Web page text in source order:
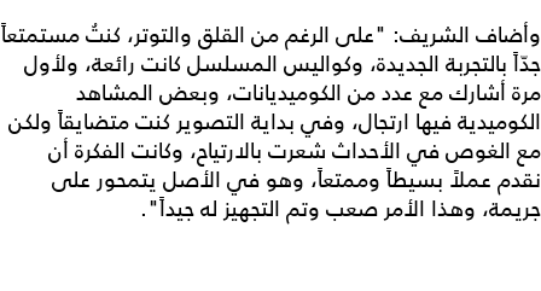
وأضاف الشريف: "على الرغم من القلق والتوتر، كنتُ مستمتعاً
جدّاً بالتجربة الجديدة، وكواليس المسلسل كانت رائعة، ولأول
مرة أشارك مع عدد من الكوميديانات، وبعض المشاهد
الكوميدية فيها ارتجال، وفي بداية التصوير كنت متضايقاً ولكن
مع الغوص في الأحداث شعرت بالارتياح، وكانت الفكرة أن
نقدم عملاً بسيطاً وممتعاً، وهو في الأصل يتمحور على
جريمة، وهذا الأمر صعب وتم التجهيز له جيداً".